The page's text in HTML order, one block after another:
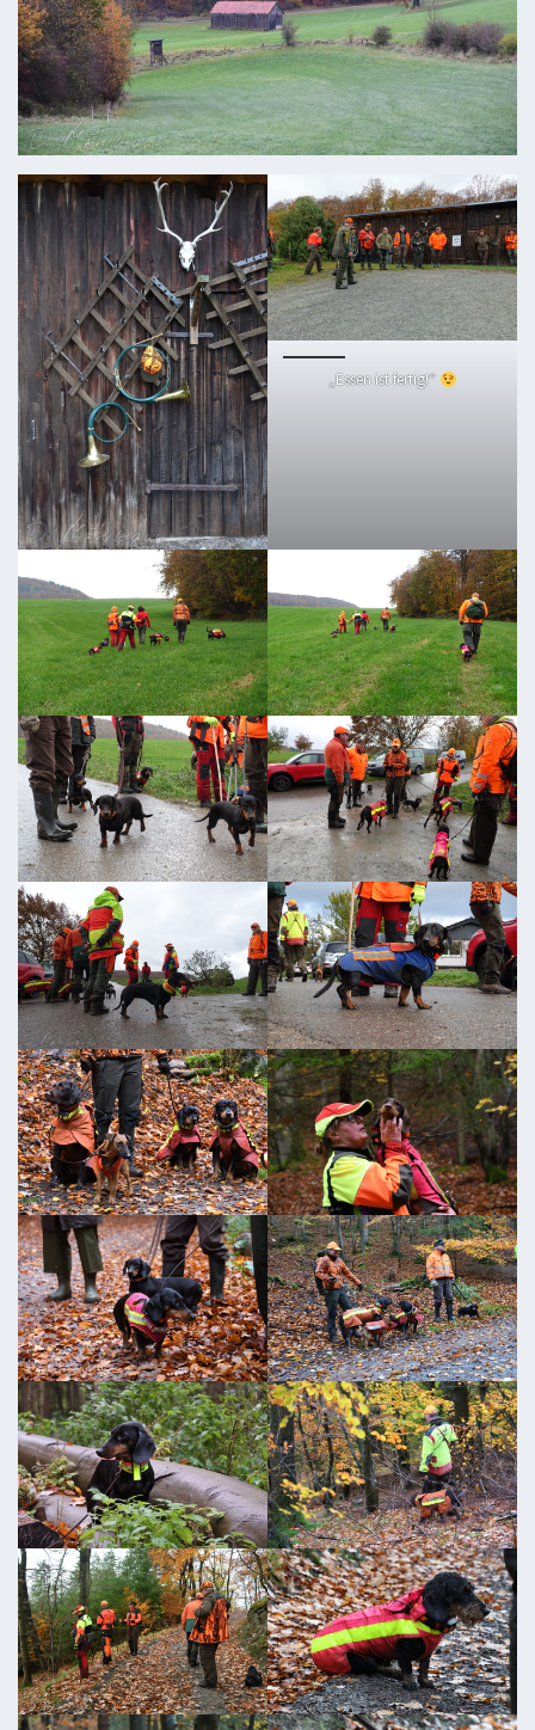
„Essen ist fertig!“